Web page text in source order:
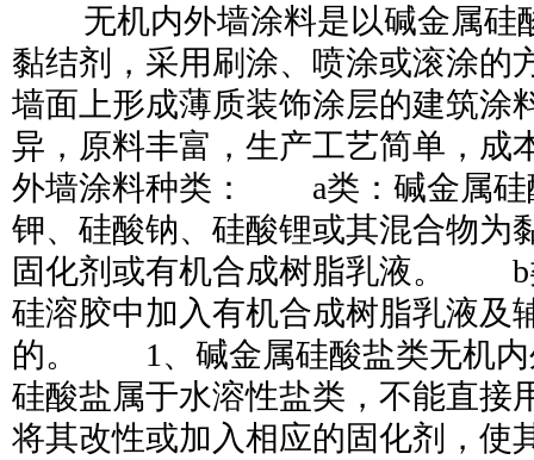
无机内外墙涂料是以碱金属硅
黏结剂，采用刷涂、喷涂或滚涂的
墙面上形成薄质装饰涂层的建筑涂
异，原料丰富，生产工艺简单，
外墙涂料种类： a类：碱金属硅
钾、硅酸钠、硅酸锂或其混合物为
固化剂或有机合成树脂乳液。 b
硅溶胶中加入有机合成树脂乳液及
的。 1、碱金属硅酸盐类无机内
硅酸盐属于水溶性盐类，不能直接
将其改性或加入相应的固化剂，使